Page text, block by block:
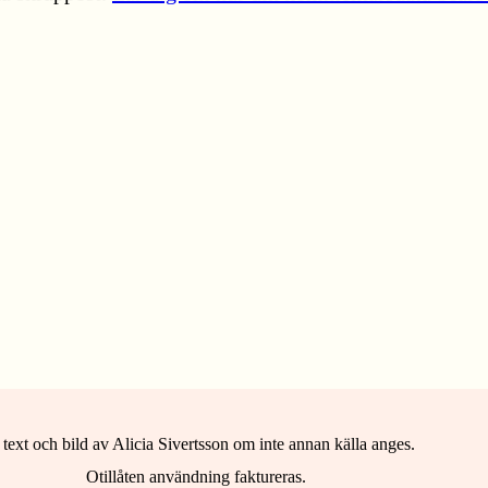
och bild av Alicia Sivertsson om inte annan källa anges.
Otillåten användning faktureras.